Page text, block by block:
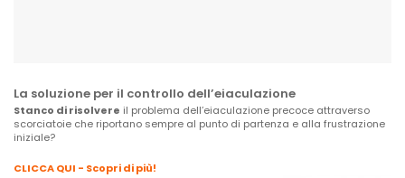
La soluzione per il controllo dell’eiaculazione
Stanco di risolvere il problema dell’eiaculazione precoce attraverso
scorciatoie che riportano sempre al punto di partenza e alla frustrazione
iniziale?
CLICCA QUI - Scopri di più!